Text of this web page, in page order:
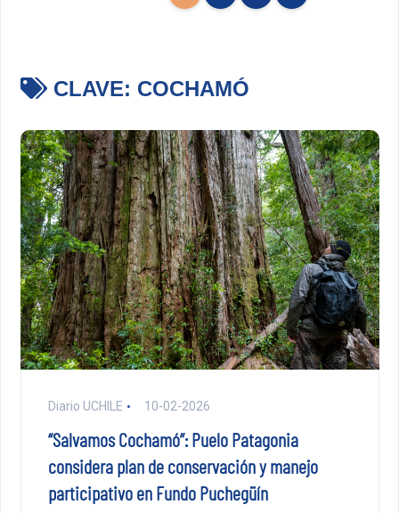
CLAVE: COCHAMÓ
Diario UCHILE 10-02-2026
“Salvamos Cochamó”: Puelo Patagonia
considera plan de conservación y manejo
participativo en Fundo Puchegüín